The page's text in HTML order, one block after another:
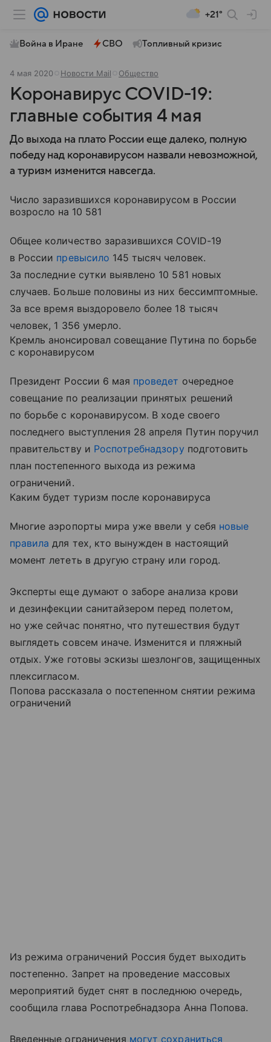
+21°
Война в Иране СВО Топливный кризис
4 мая 2020 Новости Mail Общество
Коронавирус COVID-19:
главные события 4 мая
До выхода на плато России еще далеко, полную
победу над коронавирусом назвали невозможной,
а туризм изменится навсегда.
Число заразившихся коронавирусом в России
возросло на 10 581
Общее количество заразившихся COVID-19
в России превысило 145 тысяч человек.
За последние сутки выявлено 10 581 новых
случаев. Больше половины из них бессимптомные.
За все время выздоровело более 18 тысяч
человек, 1 356 умерло.
Кремль анонсировал совещание Путина по борьбе
с коронавирусом
Президент России 6 мая проведет очередное
совещание по реализации принятых решений
по борьбе с коронавирусом. В ходе своего
последнего выступления 28 апреля Путин поручил
правительству и Роспотребнадзору подготовить
план постепенного выхода из режима
ограничений.
Каким будет туризм после коронавируса
Многие аэропорты мира уже ввели у себя новые
правила для тех, кто вынужден в настоящий
момент лететь в другую страну или город.
Эксперты еще думают о заборе анализа крови
и дезинфекции санитайзером перед полетом,
но уже сейчас понятно, что путешествия будут
выглядеть совсем иначе. Изменится и пляжный
отдых. Уже готовы эскизы шезлонгов, защищенных
плексигласом.
Попова рассказала о постепенном снятии режима
ограничений
Из режима ограничений Россия будет выходить
постепенно. Запрет на проведение массовых
мероприятий будет снят в последнюю очередь,
сообщила глава Роспотребнадзора Анна Попова.
Введенные ограничения могут сохраниться